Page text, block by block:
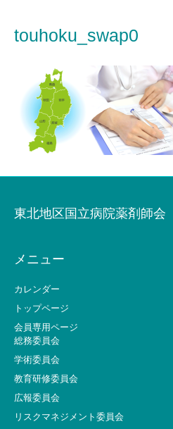
touhoku_swap0
東北地区国立病院薬剤師会
メニュー
カレンダー
トップページ
会員専用ページ
総務委員会
学術委員会
教育研修委員会
広報委員会
リスクマネジメント委員会